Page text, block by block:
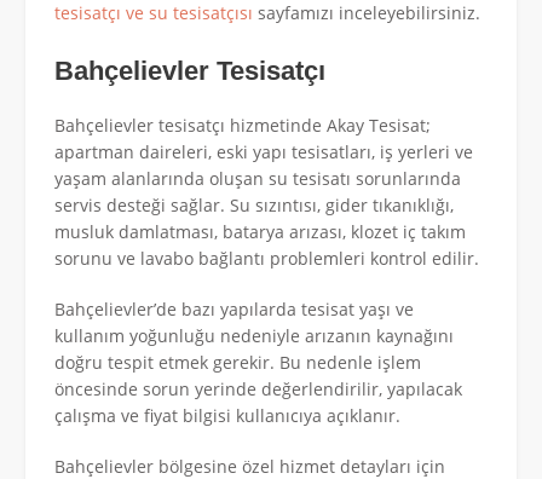
tesisatçı ve su tesisatçısı sayfamızı inceleyebilirsiniz.
Bahçelievler Tesisatçı
Bahçelievler tesisatçı hizmetinde Akay Tesisat;
apartman daireleri, eski yapı tesisatları, iş yerleri ve
yaşam alanlarında oluşan su tesisatı sorunlarında
servis desteği sağlar. Su sızıntısı, gider tıkanıklığı,
musluk damlatması, batarya arızası, klozet iç takım
sorunu ve lavabo bağlantı problemleri kontrol edilir.
Bahçelievler’de bazı yapılarda tesisat yaşı ve
kullanım yoğunluğu nedeniyle arızanın kaynağını
doğru tespit etmek gerekir. Bu nedenle işlem
öncesinde sorun yerinde değerlendirilir, yapılacak
çalışma ve fiyat bilgisi kullanıcıya açıklanır.
Bahçelievler bölgesine özel hizmet detayları için